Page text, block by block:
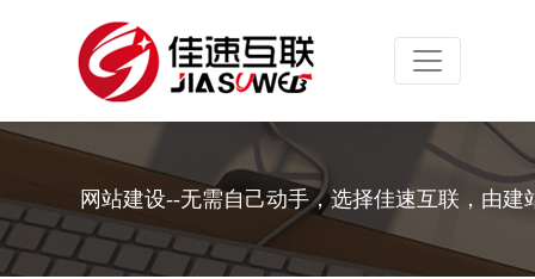
Toggle
网站建设--无需自己动手，选择佳速互联，由建